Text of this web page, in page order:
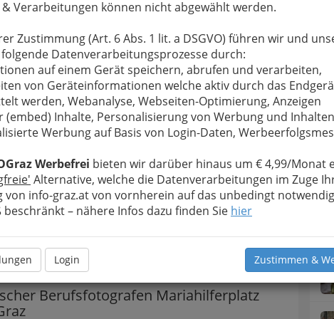
& Verarbeitungen können nicht abgewählt werden.
Zustimmung (Art. 6 Abs. 1 lit. a DSGVO) führen wir und
Datenverarbeitungsprozesse durch:
auf einem Gerät speichern, abrufen und verarbeiten,
von Geräteinformationen welche aktiv durch das
werden, Webanalyse, Webseiten-Optimierung, Anzeigen
(embed) Inhalte, Personalisierung von Werbung und
Werbung auf Basis von Login-Daten,
Werbefrei bieten wir darüber hinaus um € 4,99/Monat
Alternative, welche die Datenverarbeitungen im Zuge
von info-graz.at von vornherein auf das unbedingt
beschränkt – nähere Infos dazu finden Sie hier
Login Zustimmen &
2019 - Gemeinschaftsfotoausstellung
- Mariahilferplatz Graz - 001
2019
Berufsfotografen Mariahilferplatz